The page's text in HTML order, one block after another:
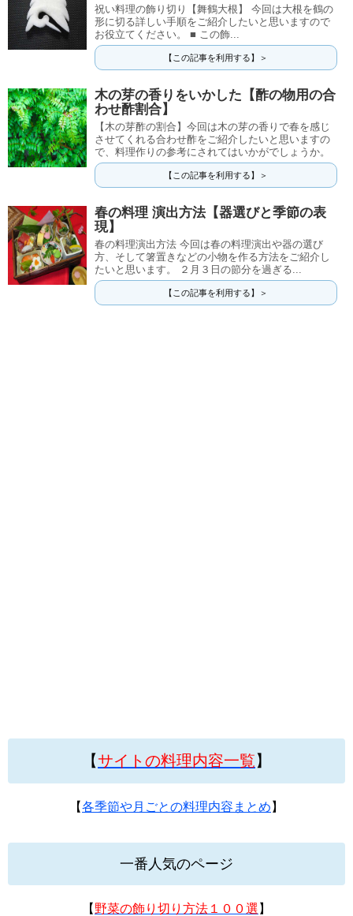
祝い料理の飾り切り【舞鶴大根】 今回は大根を鶴の
形に切る詳しい手順をご紹介したいと思いますので
お役立てください。 ■ この飾...
【この記事を利用する】＞
木の芽の香りをいかした【酢の物用の合
わせ酢割合】
【木の芽酢の割合】今回は木の芽の香りで春を感じ
させてくれる合わせ酢をご紹介したいと思いますの
で、料理作りの参考にされてはいかがでしょうか。
【この記事を利用する】＞
春の料理 演出方法【器選びと季節の表
現】
春の料理演出方法 今回は春の料理演出や器の選び
方、そして箸置きなどの小物を作る方法をご紹介し
たいと思います。 ２月３日の節分を過ぎる...
【この記事を利用する】＞
【サイトの料理内容一覧】
【各季節や月ごとの料理内容まとめ 】
一番人気のページ
【 野菜の飾り切り方法１００選 】